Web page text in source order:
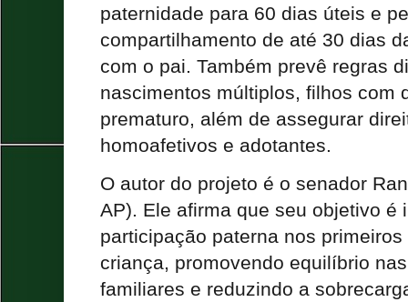
paternidade para 60 dias úteis e
compartilhamento de até 30 dias
com o pai. Também prevê regras
nascimentos múltiplos, filhos com
prematuro, além de assegurar
homoafetivos e adotantes.
O autor do projeto é o senador
AP). Ele afirma que seu objetivo é
participação paterna nos
criança, promovendo equilíbrio
familiares e reduzindo a